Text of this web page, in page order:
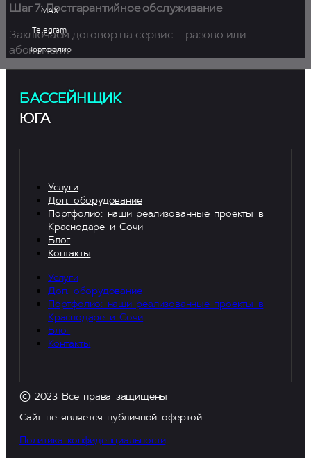
MAX
Telegram
Портфолио
Шаг 7: Постгарантийное обслуживание
Заключаем договор на сервис – разово или
абонемент.
БАССЕЙНЩИК
ЮГА
Услуги
Доп. оборудование
Портфолио: наши реализованные проекты в
Краснодаре и Сочи
Блог
Контакты
Услуги
Доп. оборудование
Портфолио: наши реализованные проекты в
Краснодаре и Сочи
Блог
Контакты
© 2023 Все права защищены
Сайт не является публичной офертой
Политика конфиденциальности